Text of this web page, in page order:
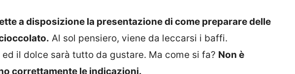
a disposizione la presentazione di come preparare delle
Al sol pensiero, viene da leccarsi i baffi.
il dolce sarà tutto da gustare. Ma come si fa? Non è
correttamente le indicazioni.